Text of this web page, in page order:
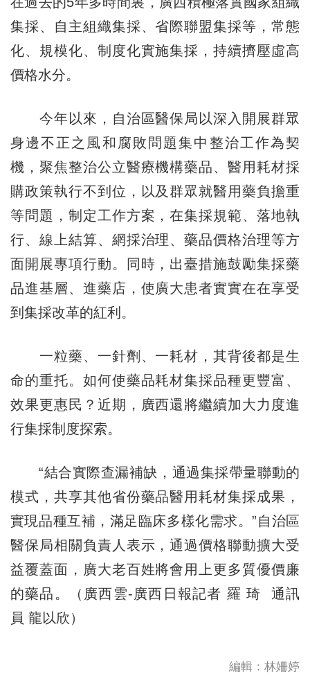
集採、自主組織集採、省際聯盟集採等，常態
化、規模化、制度化實施集採，持續擠壓虛高
價格水分。
今年以來，自治區醫保局以深入開展群眾
身邊不正之風和腐敗問題集中整治工作為契
機，聚焦整治公立醫療機構藥品、醫用耗材採
購政策執行不到位，以及群眾就醫用藥負擔重
等問題，制定工作方案，在集採規範、落地執
行、線上結算、網採治理、藥品價格治理等方
面開展專項行動。同時，出臺措施鼓勵集採藥
品進基層、進藥店，使廣大患者實實在在享受
到集採改革的紅利。
一粒藥、一針劑、一耗材，其背後都是生
命的重托。如何使藥品耗材集採品種更豐富、
效果更惠民？近期，廣西還將繼續加大力度進
行集採制度探索。
“結合實際查漏補缺，通過集採帶量聯動的
模式，共享其他省份藥品醫用耗材集採成果，
實現品種互補，滿足臨床多樣化需求。”自治區
醫保局相關負責人表示，通過價格聯動擴大受
益覆蓋面，廣大老百姓將會用上更多質優價廉
的藥品。（廣西雲-廣西日報記者 羅 琦 通訊
員 龍以欣）
編輯：林姍婷